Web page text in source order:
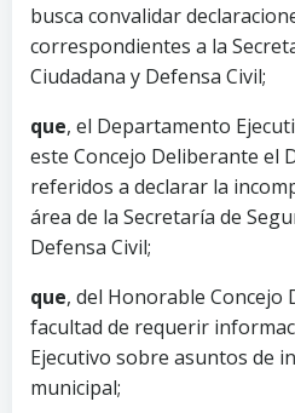
busca convalidar
correspondientes a la
Ciudadana y Defensa Civil;
que, el Departamento
este Concejo Deliberante el
referidos a declarar la
área de la Secretaría de
Defensa Civil;
que, del Honorable Concejo
facultad de requerir
Ejecutivo sobre asuntos de
municipal;